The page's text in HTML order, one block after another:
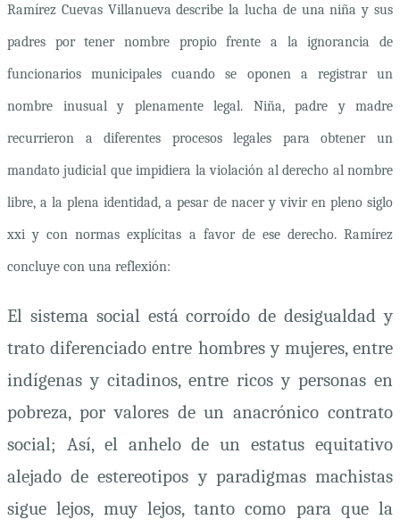
Ramírez Cuevas Villanueva describe la lucha de una niña y sus
padres por tener nombre propio frente a la ignorancia de
funcionarios municipales cuando se oponen a registrar un
nombre inusual y plenamente legal. Niña, padre y madre
recurrieron a diferentes procesos legales para obtener un
mandato judicial que impidiera la violación al derecho al nombre
libre, a la plena identidad, a pesar de nacer y vivir en pleno siglo
xxi y con normas explícitas a favor de ese derecho. Ramírez
concluye con una reflexión:
El sistema social está corroído de desigualdad y
trato diferenciado entre hombres y mujeres, entre
indígenas y citadinos, entre ricos y personas en
pobreza, por valores de un anacrónico contrato
social; Así, el anhelo de un estatus equitativo
alejado de estereotipos y paradigmas machistas
sigue lejos, muy lejos, tanto como para que la